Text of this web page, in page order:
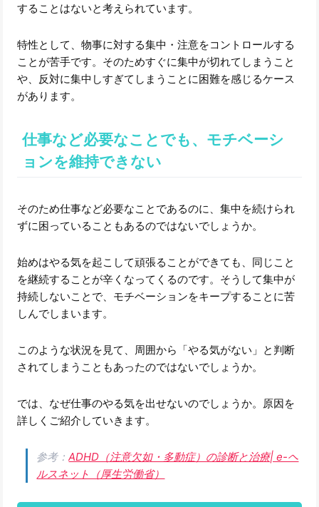
することはないと考えられています。
特性として、物事に対する集中・注意をコントロールする
ことが苦手です。そのためすぐに集中が切れてしまうこと
や、反対に集中しすぎてしまうことに困難を感じるケース
があります。
仕事など必要なことでも、モチベーシ
ョンを維持できない
そのため仕事など必要なことであるのに、集中を続けられ
ずに困っていることもあるのではないでしょうか。
始めはやる気を起こして頑張ることができても、同じこと
を継続することが辛くなってくるのです。そうして集中が
持続しないことで、モチベーションをキープすることに苦
しんでしまいます。
このような状況を見て、周囲から「やる気がない」と判断
されてしまうこともあったのではないでしょうか。
では、なぜ仕事のやる気を出せないのでしょうか。原因を
詳しくご紹介していきます。
参考：ADHD（注意欠如・多動症）の診断と治療| e-ヘ
ルスネット（厚生労働省）